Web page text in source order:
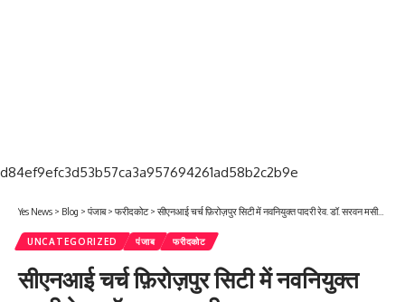
d84ef9efc3d53b57ca3a957694261ad58b2c2b9e
Yes News > Blog > पंजाब> फरीदकोट> सीएनआई चर्च फ़िरोज़पुर सिटी में नवनियुक्त पादरी रेव. डॉ. सरवन मसीह का भव्य स्वागत…
UNCATEGORIZED पंजाब फरीदकोट
सीएनआई चर्च फ़िरोज़पुर सिटी में नवनियुक्त